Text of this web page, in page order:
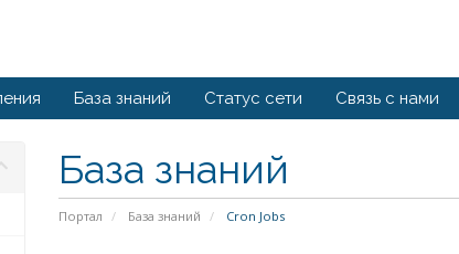
База знаний Статус сети Связь с нами
База знаний
Портал База знаний Cron Jobs